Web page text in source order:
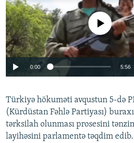
Auto 240p 360p
720p 1080p
No media source
0:00 5:56
Türkiyə hökuməti avqustun 5-də
(Kürdüstan Fəhlə Partiyası)
tərksilah olunması prosesini
layihəsini parlamentə təqdim edib.